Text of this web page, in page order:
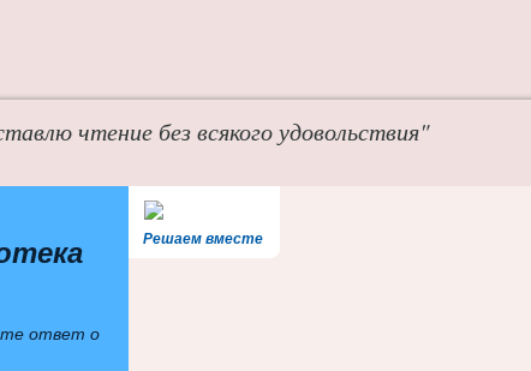
чтение без всякого удовольствия"
Решаем вместе
ответ о